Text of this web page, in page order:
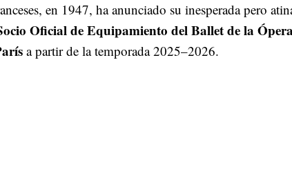
en 1947, ha anunciado su inesperada pero
Oficial de Equipamiento del Ballet de la
a partir de la temporada 2025–2026.